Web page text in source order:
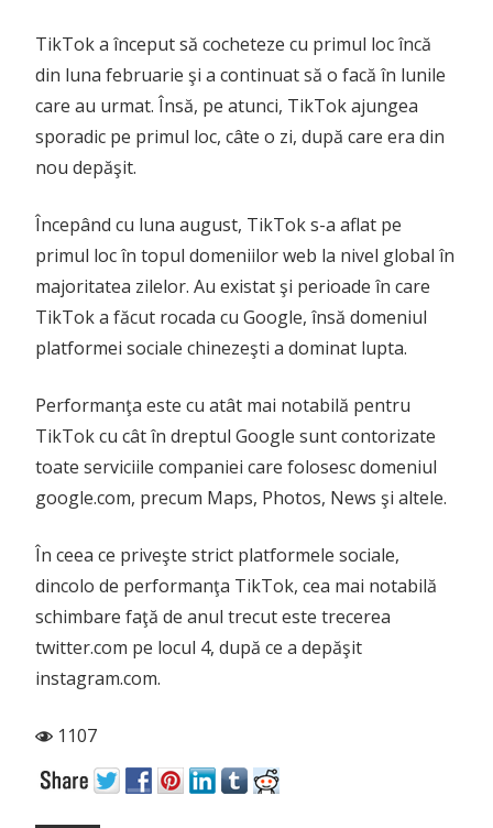
TikTok a început să cocheteze cu primul loc încă
din luna februarie şi a continuat să o facă în lunile
care au urmat. Însă, pe atunci, TikTok ajungea
sporadic pe primul loc, câte o zi, după care era din
nou depăşit.
Începând cu luna august, TikTok s-a aflat pe
primul loc în topul domeniilor web la nivel global în
majoritatea zilelor. Au existat şi perioade în care
TikTok a făcut rocada cu Google, însă domeniul
platformei sociale chinezeşti a dominat lupta.
Performanţa este cu atât mai notabilă pentru
TikTok cu cât în dreptul Google sunt contorizate
toate serviciile companiei care folosesc domeniul
google.com, precum Maps, Photos, News şi altele.
În ceea ce priveşte strict platformele sociale,
dincolo de performanţa TikTok, cea mai notabilă
schimbare faţă de anul trecut este trecerea
twitter.com pe locul 4, după ce a depăşit
instagram.com.
1107